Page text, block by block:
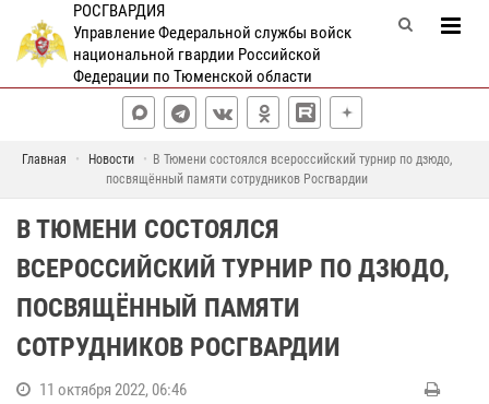
РОСГВАРДИЯ
Управление Федеральной службы войск
национальной гвардии Российской
Федерации по Тюменской области
Главная Новости
В Тюмени состоялся всероссийский турнир по дзюдо,
посвящённый памяти сотрудников Росгвардии
В ТЮМЕНИ СОСТОЯЛСЯ
ВСЕРОССИЙСКИЙ ТУРНИР ПО ДЗЮДО,
ПОСВЯЩЁННЫЙ ПАМЯТИ
СОТРУДНИКОВ РОСГВАРДИИ
11 октября 2022, 06:46